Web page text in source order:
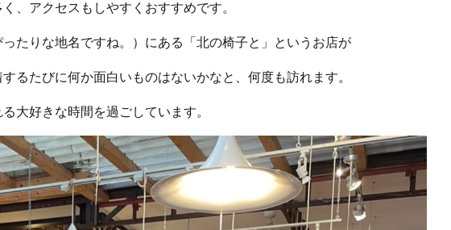
、アクセスもしやすくおすすめです。
たりな地名ですね。）にある「北の椅子と」というお店が
るたびに何か面白いものはないかなと、何度も訪れます。
大好きな時間を過ごしています。